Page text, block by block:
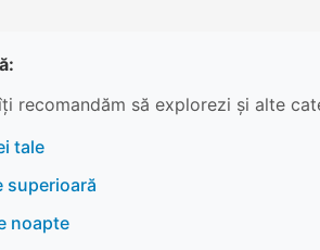
recomandăm să explorezi și alte
tale
noapte